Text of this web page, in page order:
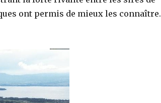
ont permis de mieux les connaître.